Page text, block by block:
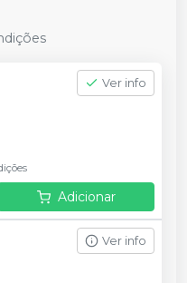
Ver info
Adicionar
Ver info